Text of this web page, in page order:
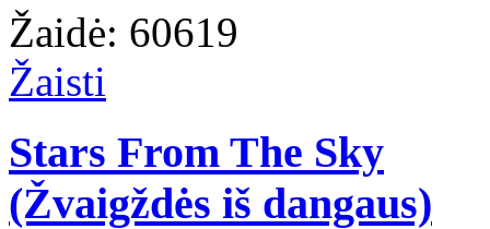
Žaidė: 60619
Žaisti
Stars From The Sky
(Žvaigždės iš dangaus)